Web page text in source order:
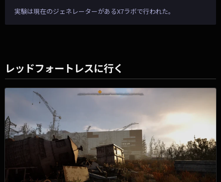
実験は現在のジェネレーターがあるX7ラボで行われた。
レッドフォートレスに行く